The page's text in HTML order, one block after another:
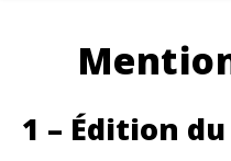
1 – Édition